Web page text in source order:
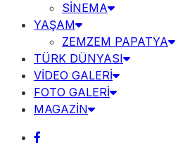
SİNEMA
YAŞAM
ZEMZEM PAPATYA
TÜRK DÜNYASI
VİDEO GALERİ
FOTO GALERİ
MAGAZİN